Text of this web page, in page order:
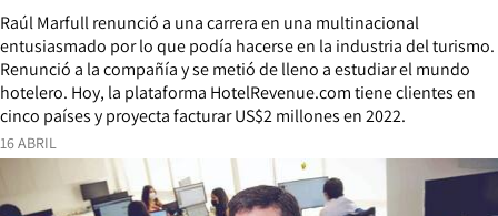
16 ABRIL
Raúl Marfull renunció a una carrera en una multinacional
entusiasmado por lo que podía hacerse en la industria del turismo.
Renunció a la compañía y se metió de lleno a estudiar el mundo
hotelero. Hoy, la plataforma HotelRevenue.com tiene clientes en
cinco países y proyecta facturar US$2 millones en 2022.